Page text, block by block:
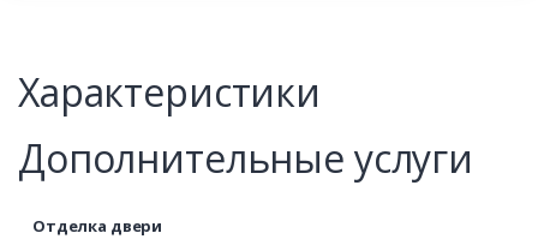
Характеристики
Дополнительные услуги
Отделка двери